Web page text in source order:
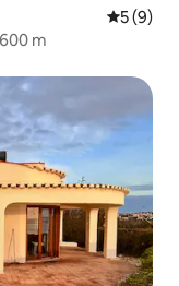
5 de
5 (9)
m